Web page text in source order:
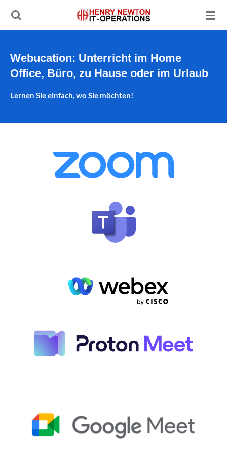
Zum
Webucation: Unterricht im Home
Office, Büro, zu Hause oder im Urlaub
Lernen Sie einfach, wo Sie möchten!